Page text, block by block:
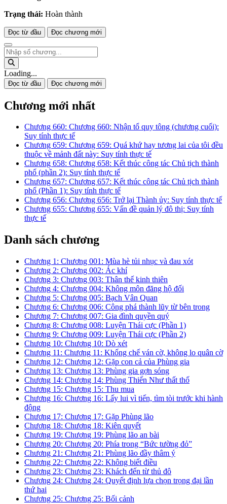
Trạng thái: Hoàn thành
Đọc từ đầu Đọc chương mới
Loading...
Đọc từ đầu Đọc chương mới
Chương mới nhất
Chương 660: Chương 660: Nhận tổ quy tông (chương cuối):
Suy tính thực tế
Chương 659: Chương 659: Quá khứ hay tương lai của tôi đều
thuộc về mảnh đất này: Suy tính thực tế
Chương 658: Chương 658: Kết thúc công tác Chủ tịch thành
phố (phần 2): Suy tính thực tế
Chương 657: Chương 657: Kết thúc công tác Chủ tịch thành
phố (Phần 1): Suy tính thực tế
Chương 656: Chương 656: Trở lại Thành ủy: Suy tính thực tế
Chương 655: Chương 655: Vấn đề quản lý đô thị: Suy tính
thực tế
Danh sách chương
Chương 1: Chương 001: Mùa hè tủi nhục và đau xót
Chương 2: Chương 002: Ác khí
Chương 3: Chương 003: Thân thế kinh thiên
Chương 4: Chương 004: Không môn đăng hộ đối
Chương 5: Chương 005: Bạch Vân Quan
Chương 6: Chương 006: Công phá thành lũy từ bên trong
Chương 7: Chương 007: Gia đình quyền quý
Chương 8: Chương 008: Luyện Thái cực (Phần 1)
Chương 9: Chương 009: Luyện Thái cực (Phần 2)
Chương 10: Chương 10: Dò xét
Chương 11: Chương 11: Khống chế ván cờ, không lo quân cờ
Chương 12: Chương 12: Gặp con cả của Phùng gia
Chương 13: Chương 13: Phùng gia gợn sóng
Chương 14: Chương 14: Phùng Thiến Như thất thố
Chương 15: Chương 15: Thu mua
Chương 16: Chương 16: Lấy lui vì tiến, tìm tòi trước khi hành
động
Chương 17: Chương 17: Gặp Phùng lão
Chương 18: Chương 18: Kiên quyết
Chương 19: Chương 19: Phùng lão an bài
Chương 20: Chương 20: Phía trong “Bức tường đỏ”
Chương 21: Chương 21: Phùng lão đầy thâm ý
Chương 22: Chương 22: Không biết điều
Chương 23: Chương 23: Khách đến từ thủ đô
Chương 24: Chương 24: Quyết định lựa chọn trọng đại lần
thứ hai
Chương 25: Chương 25: Bối cảnh